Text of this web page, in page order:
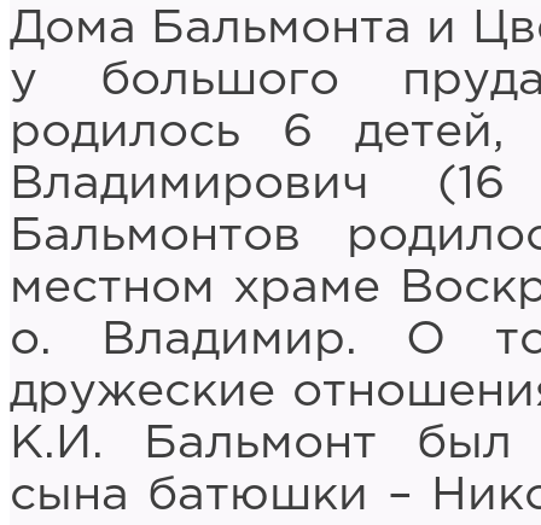
Дома Бальмонта и
у большого
родилось 6
Владимирович
Бальмонтов
местном храме
о. Владимир. О
дружеские
К.И. Бальмонт был
сына батюшки –